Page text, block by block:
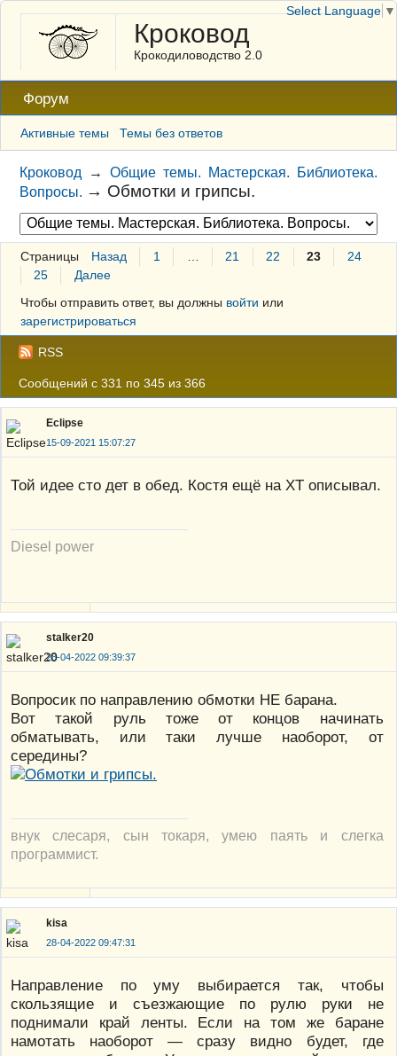
Кроковод
Крокодиловодство 2.0
Форум
Активные темы Темы без ответов
Кроковод →Общие темы. Мастерская. Библиотека.
Вопросы. → Обмотки и грипсы.
Страницы Назад 1 21 22 23
24
25
Далее
Чтобы отправить ответ, вы должны войти или
зарегистрироваться
RSS
Сообщений с 331 по 345 из 366
Eclipse
15-09-2021 15:07:27
Той идее сто дет в обед. Костя ещё на ХТ описывал.
Diesel power
stalker20
28-04-2022 09:39:37
Вопросик по направлению обмотки НЕ барана.
Вот такой руль тоже от концов начинать
обматывать, или таки лучше наоборот, от
середины?
внук слесаря, сын токаря, умею паять и слегка
программист.
kisa
28-04-2022 09:47:31
Направление по уму выбирается так, чтобы
скользящие и съезжающие по рулю руки не
поднимали край ленты. Если на том же баране
намотать наоборот — сразу видно будет, где
Select Language ▼